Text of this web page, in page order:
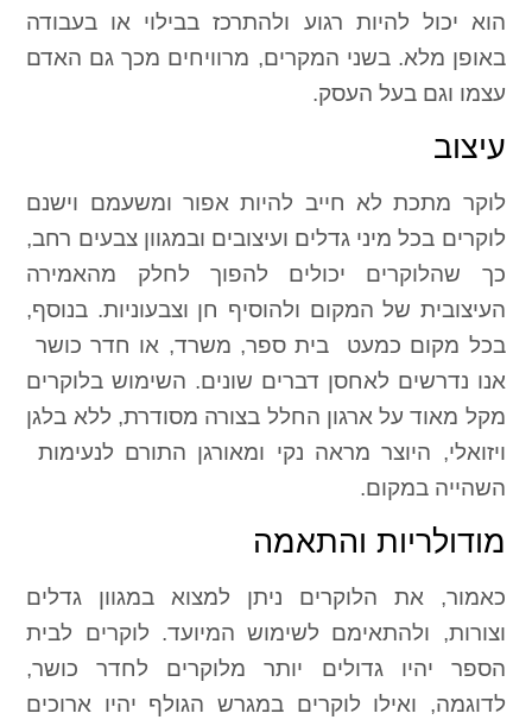
הוא יכול להיות רגוע ולהתרכז בבילוי או בעבודה
באופן מלא. בשני המקרים, מרוויחים מכך גם האדם
עצמו וגם בעל העסק.
עיצוב
לוקר מתכת לא חייב להיות אפור ומשעמם וישנם
לוקרים בכל מיני גדלים ועיצובים ובמגוון צבעים רחב,
כך שהלוקרים יכולים להפוך לחלק מהאמירה
העיצובית של המקום ולהוסיף חן וצבעוניות. בנוסף,
בכל מקום כמעט  בית ספר, משרד, או חדר כושר 
אנו נדרשים לאחסן דברים שונים. השימוש בלוקרים
מקל מאוד על ארגון החלל בצורה מסודרת, ללא בלגן
ויזואלי, היוצר מראה נקי ומאורגן התורם לנעימות
השהייה במקום.
מודולריות והתאמה
כאמור, את הלוקרים ניתן למצוא במגוון גדלים
וצורות, ולהתאימם לשימוש המיועד. לוקרים לבית
הספר יהיו גדולים יותר מלוקרים לחדר כושר,
לדוגמה, ואילו לוקרים במגרש הגולף יהיו ארוכים